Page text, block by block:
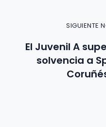
SIGUIENTE
El Juvenil A
solvencia a